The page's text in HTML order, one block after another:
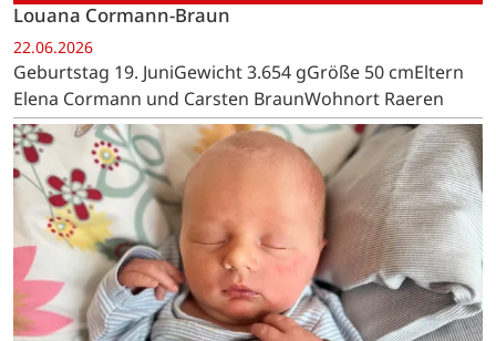
Louana Cormann-Braun
22.06.2026
Geburtstag 19. JuniGewicht 3.654 gGröße 50 cmEltern
Elena Cormann und Carsten BraunWohnort Raeren